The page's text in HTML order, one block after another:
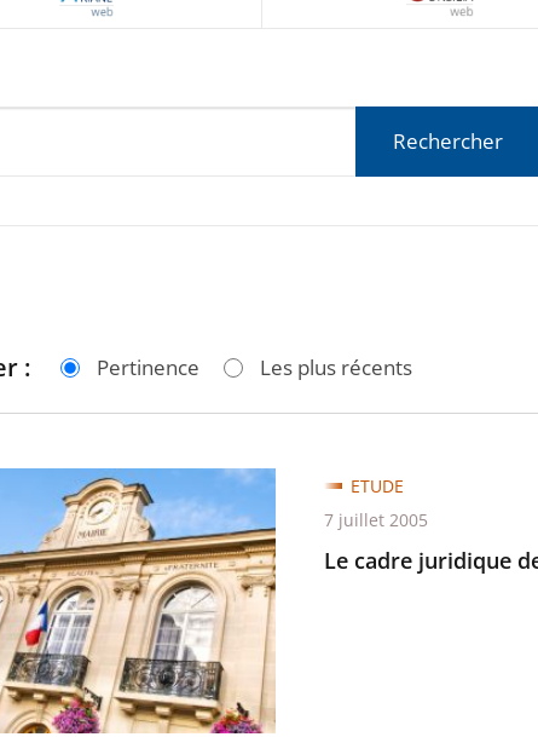
Rechercher
: Pertinence Les plus récents
Le cadre juridique
ETUDE
7 juillet 2005